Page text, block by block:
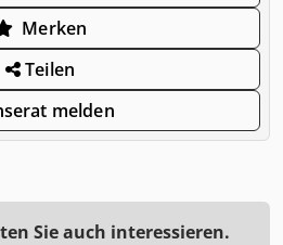
Merken
Teilen
melden
Sie auch interessieren.